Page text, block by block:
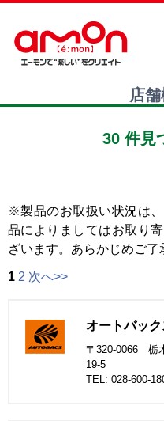
店
30 件見
※製品のお取扱い状況は
品によりましてはお取り
ざいます。あらかじめご了
1 2 次へ>>
オートバッ
〒320-0066 栃
19-5
TEL: 028-600-